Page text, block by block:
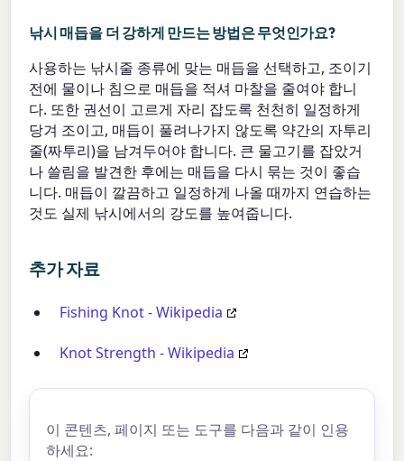
낚시 매듭을 더 강하게 만드는 방법은 무엇인가요?
사용하는 낚시줄 종류에 맞는 매듭을 선택하고, 조이기
전에 물이나 침으로 매듭을 적셔 마찰을 줄여야 합니
다. 또한 권선이 고르게 자리 잡도록 천천히 일정하게
당겨 조이고, 매듭이 풀려나가지 않도록 약간의 자투리
줄(짜투리)을 남겨두어야 합니다. 큰 물고기를 잡았거
나 쓸림을 발견한 후에는 매듭을 다시 묶는 것이 좋습
니다. 매듭이 깔끔하고 일정하게 나올 때까지 연습하는
것도 실제 낚시에서의 강도를 높여줍니다.
추가 자료
Fishing Knot - Wikipedia
Knot Strength - Wikipedia
이 콘텐츠, 페이지 또는 도구를 다음과 같이 인용
하세요: